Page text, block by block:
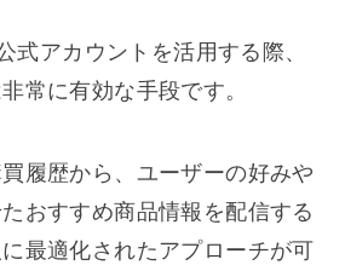
式アカウントを活用する際、
常に有効な手段です。
履歴から、ユーザーの好みや
おすすめ商品情報を配信する
最適化されたアプローチが可